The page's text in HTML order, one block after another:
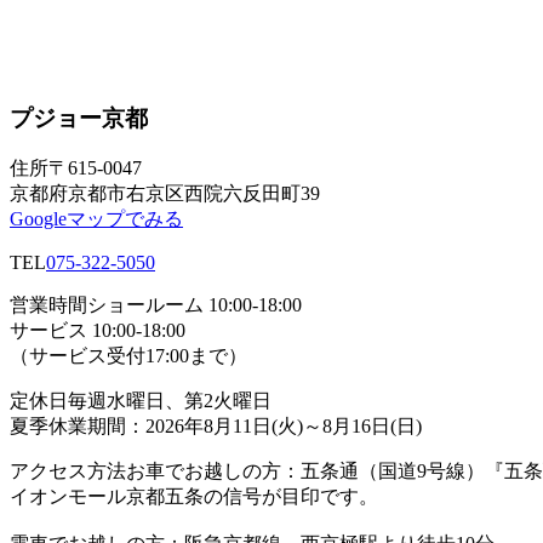
プジョー京都
住所〒615-0047
京都府京都市右京区西院六反田町39
Googleマップでみる
TEL075-322-5050
営業時間 ショールーム 10:00-18:00
サービス 10:00-18:00
（サービス受付17:00まで）
定休日 毎週水曜日、第2火曜日
夏季休業期間：2026年8月11日(火)～8月16日(日)
アクセス方法お車でお越しの方：五条通（国道9号線）『五
イオンモール京都五条の信号が目印です。